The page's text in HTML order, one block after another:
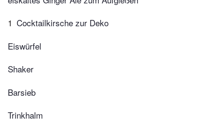
1 Cocktailkirsche zur Deko
Eiswürfel
Shaker
Barsieb
Trinkhalm